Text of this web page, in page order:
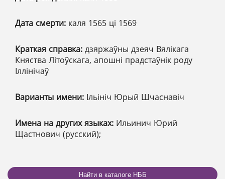
Дата смерти: каля 1565 ці 1569
Краткая справка: дзяржаўны дзеяч Вялікага
Княства Літоўскага, апошні прадстаўнік роду
Іллінічаў
Варианты имени: Ільініч Юрый Шчаснавіч
Имена на других языках: Ильинич Юрий
Щастнович (русский);
Найти в каталоге НББ